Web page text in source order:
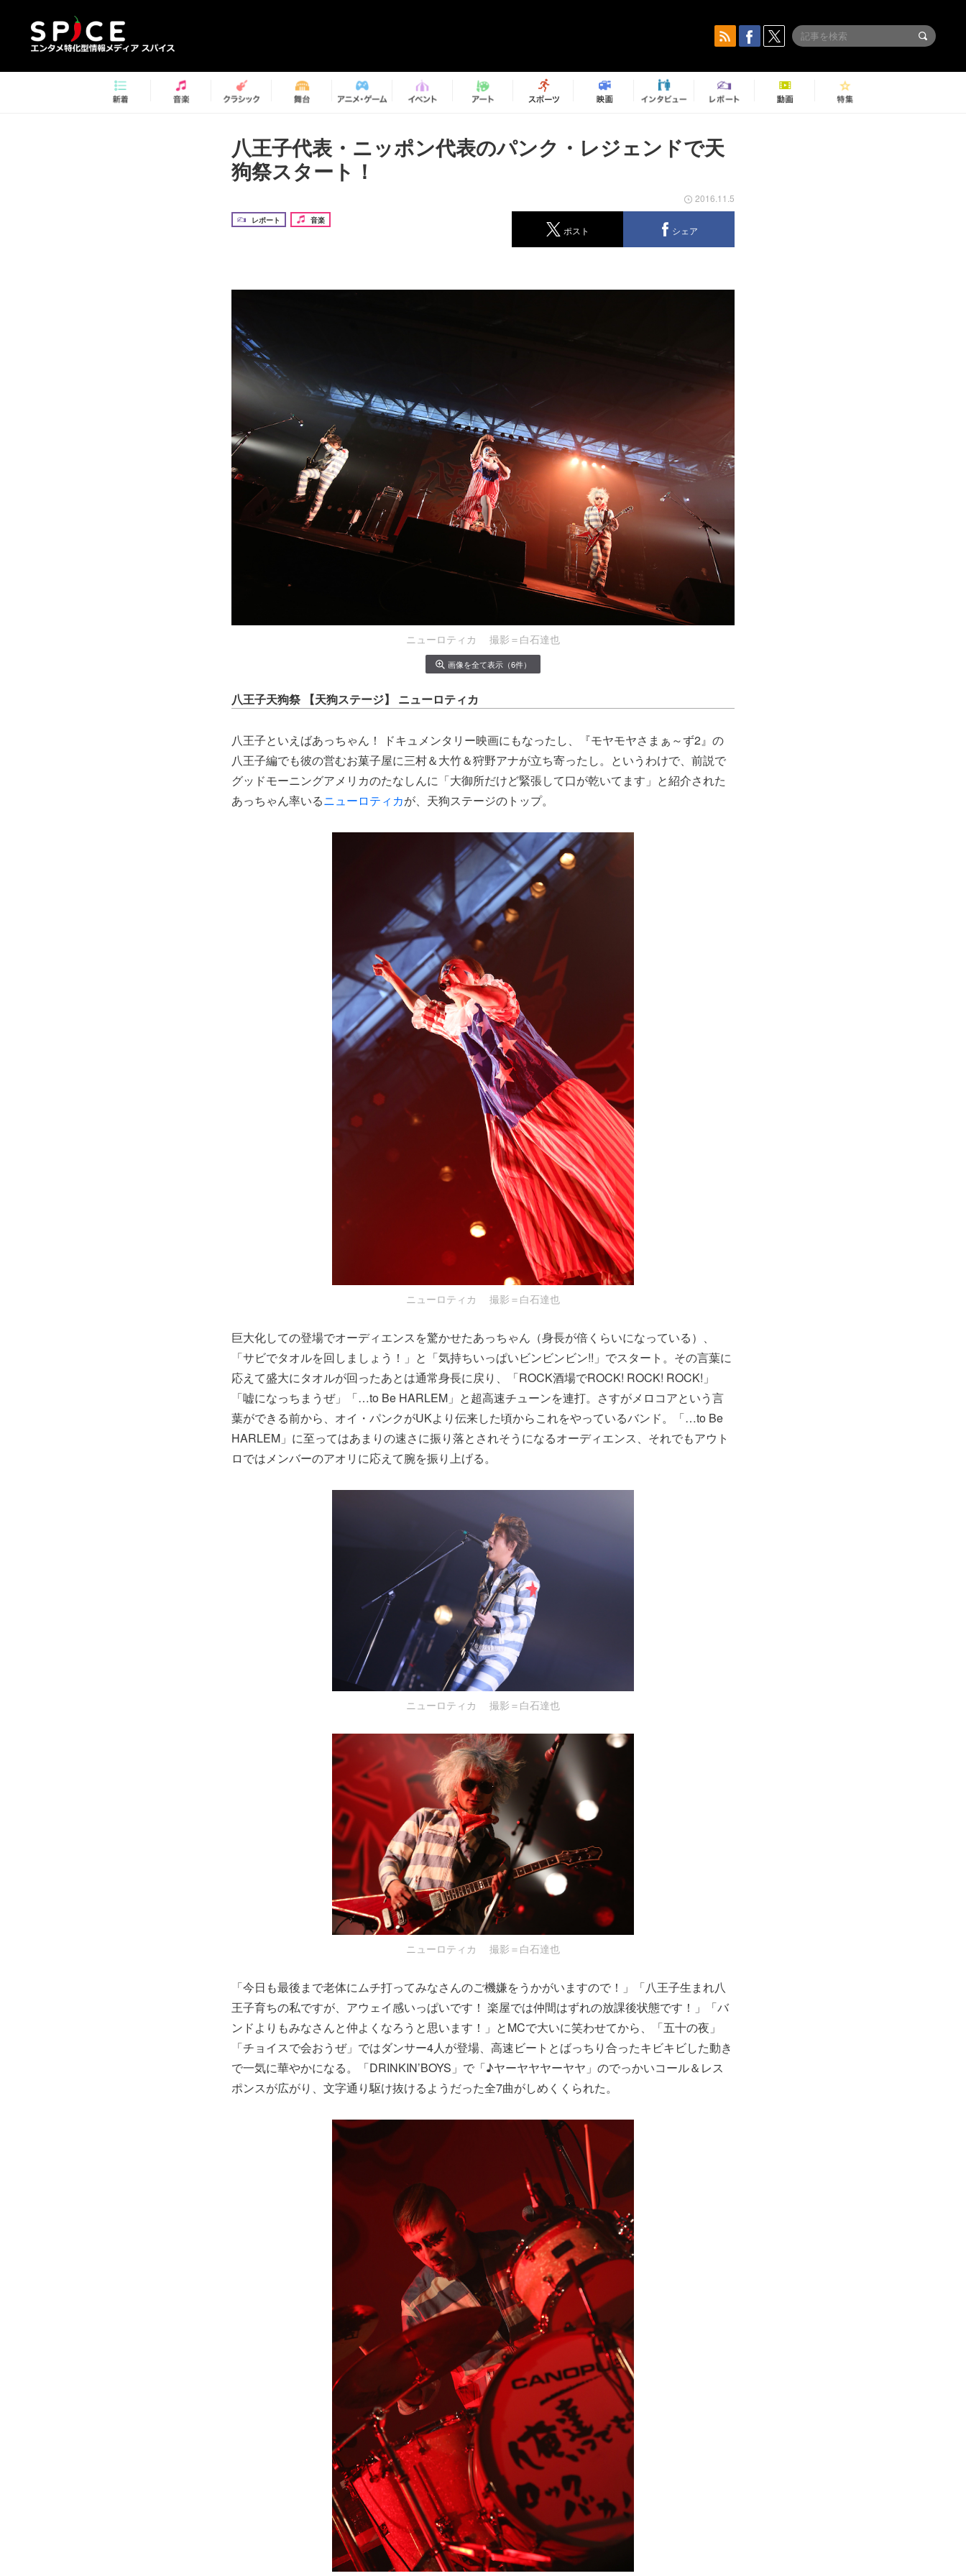
八王子代表・ニッポン代表のパンク・レジェンドで天
狗祭スタート！
レポート 音楽
2016.11.5
ポスト シェア
ニューロティカ 撮影＝白石達也
画像を全て表示（6件）
八王子天狗祭 【天狗ステージ】 ニューロティカ
八王子といえばあっちゃん！ ドキュメンタリー映画にもなったし、『モヤモヤさまぁ～ず2』の
八王子編でも彼の営むお菓子屋に三村＆大竹＆狩野アナが立ち寄ったし。というわけで、前説で
グッドモーニングアメリカのたなしんに「大御所だけど緊張して口が乾いてます」と紹介された
あっちゃん率いるニューロティカが、天狗ステージのトップ。
ニューロティカ 撮影＝白石達也
巨大化しての登場でオーディエンスを驚かせたあっちゃん（身長が倍くらいになっている）、
「サビでタオルを回しましょう！」と「気持ちいっぱいビンビンビン!!」でスタート。その言葉に
応えて盛大にタオルが回ったあとは通常身長に戻り、「ROCK酒場でROCK! ROCK! ROCK!」
「嘘になっちまうぜ」「…to Be HARLEM」と超高速チューンを連打。さすがメロコアという言
葉ができる前から、オイ・パンクがUKより伝来した頃からこれをやっているバンド。「…to Be
HARLEM」に至ってはあまりの速さに振り落とされそうになるオーディエンス、それでもアウト
ロではメンバーのアオリに応えて腕を振り上げる。
ニューロティカ 撮影＝白石達也
ニューロティカ 撮影＝白石達也
「今日も最後まで老体にムチ打ってみなさんのご機嫌をうかがいますので！」「八王子生まれ八
王子育ちの私ですが、アウェイ感いっぱいです！ 楽屋では仲間はずれの放課後状態です！」「バ
ンドよりもみなさんと仲よくなろうと思います！」とMCで大いに笑わせてから、「五十の夜」
「チョイスで会おうぜ」ではダンサー4人が登場、高速ビートとばっちり合ったキビキビした動き
で一気に華やかになる。「DRINKIN’BOYS」で「♪ヤーヤヤヤーヤヤ」のでっかいコール＆レス
ポンスが広がり、文字通り駆け抜けるようだった全7曲がしめくくられた。